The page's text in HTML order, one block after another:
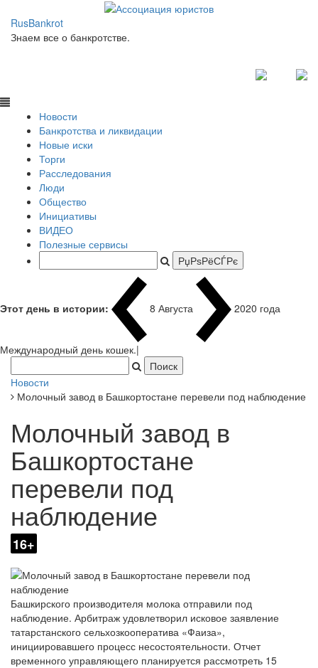
RusBankrot
Знаем все о банкротстве.
Новости
Банкротства и ликвидации
Новые иски
Торги
Расследования
Люди
Общество
Инициативы
ВИДЕО
Полезные сервисы
Этот день в истории: 8 Августа 1|
Молочный завод в Башкортостане перевели под наблюдение
Молочный завод в
Башкортостане
перевели под
наблюдение
16+
Башкирского производителя молока отправили под
наблюдение. Арбитраж удовлетворил исковое заявление
татарстанского сельхозкооператива «Фаиза»,
инициировавшего процесс несостоятельности. Отчет
временного управляющего планируется рассмотреть 15
ноября.